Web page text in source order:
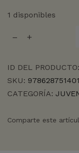
1 disponibles
DE
LA
LEY
DE
cantidad
ID DEL PRODUCTO:
SKU:
CATEGORÍA:
Comparte este